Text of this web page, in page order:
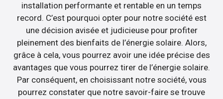
installation performante et rentable en un temps
record. C’est pourquoi opter pour notre société est
une décision avisée et judicieuse pour profiter
pleinement des bienfaits de l’énergie solaire. Alors,
grâce à cela, vous pourrez avoir une idée précise des
avantages que vous pourrez tirer de l’énergie solaire.
Par conséquent, en choisissant notre société, vous
pourrez constater que notre savoir-faire se trouve